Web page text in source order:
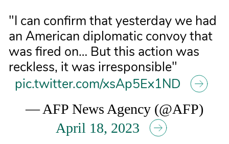
"I can confirm that yesterday we had
an American diplomatic convoy that
was fired on… But this action was
reckless, it was irresponsible"
pic.twitter.com/xsAp5Ex1ND
— AFP News Agency (@AFP)
April 18, 2023